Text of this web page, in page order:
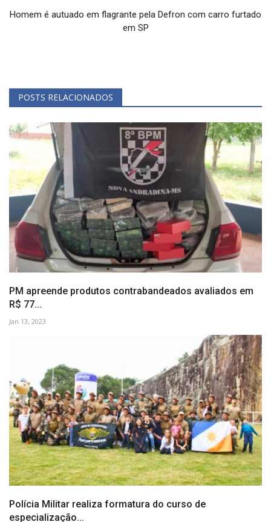
Homem é autuado em flagrante pela Defron com carro furtado
em SP
POSTS RELACIONADOS
PM apreende produtos contrabandeados avaliados em
R$ 77...
Jan 13, 2023
Polícia Militar realiza formatura do curso de
especialização...